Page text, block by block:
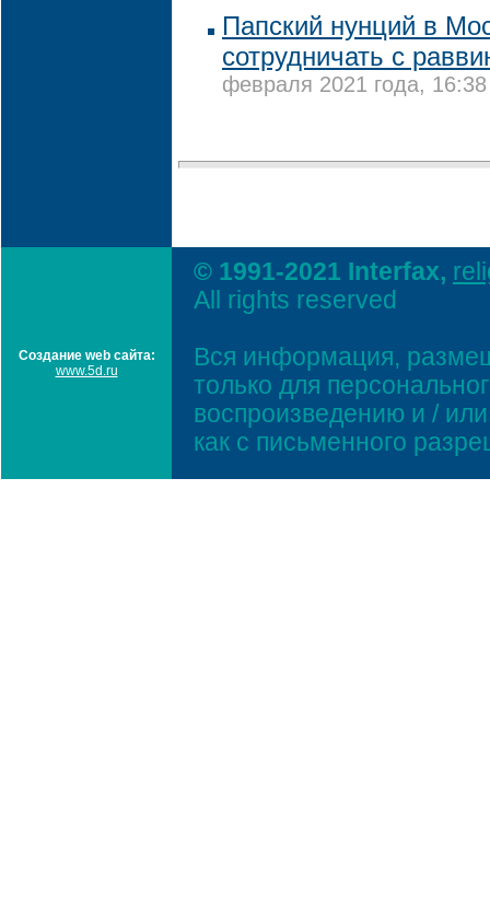
Папский нунций в
сотрудничать с
февраля 2021 года, 16:38
Создание web сайта:
www.5d.ru
© 1991-2021 Interfax,
All rights reserved
Вся информация,
только для
воспроизведению и /
как с письменного